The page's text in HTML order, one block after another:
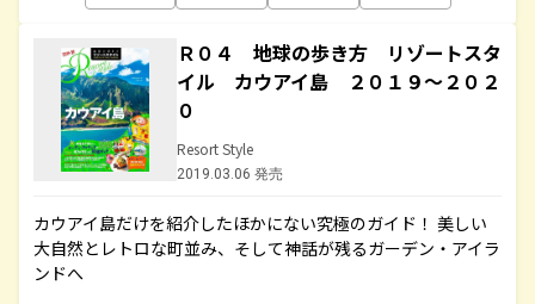
Ｒ０４ 地球の歩き方 リゾートスタ
イル カウアイ島 ２０１９～２０２
０
Resort Style
2019.03.06 発売
カウアイ島だけを紹介したほかにない究極のガイド！ 美しい
大自然とレトロな町並み、そして神話が残るガーデン・アイラ
ンドへ